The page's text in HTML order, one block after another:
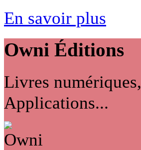
En savoir plus
Owni Éditions
Livres numériques,
Applications...